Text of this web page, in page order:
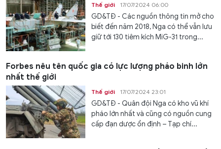
Thế giới 17/07/2024 06:00
GD&TĐ - Các nguồn thông tin mở cho
biết đến năm 2018, Nga có thể vẫn lưu
giữ tới 130 tiêm kích MiG-31 trong...
Forbes nêu tên quốc gia có lực lượng pháo binh lớn
nhất thế giới
Thế giới 17/07/2024 23:01
GD&TĐ - Quân đội Nga có kho vũ khí
pháo lớn nhất và cũng có nguồn cung
cấp đạn dược ổn định – Tạp chí...